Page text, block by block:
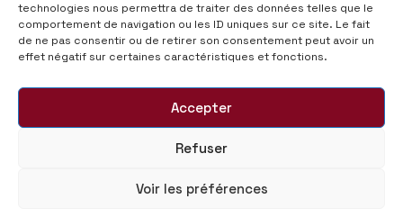
technologies nous permettra de traiter des données telles que le
comportement de navigation ou les ID uniques sur ce site. Le fait
de ne pas consentir ou de retirer son consentement peut avoir un
effet négatif sur certaines caractéristiques et fonctions.
Accepter
Refuser
Voir les préférences
© 2025 Morocco Automotive Engineering - EngiMA,